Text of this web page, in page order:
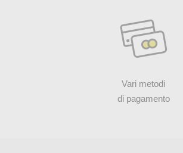
Vari metodi
di pagamento